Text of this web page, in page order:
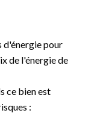
d'énergie pour
de l'énergie de
ce bien est
: